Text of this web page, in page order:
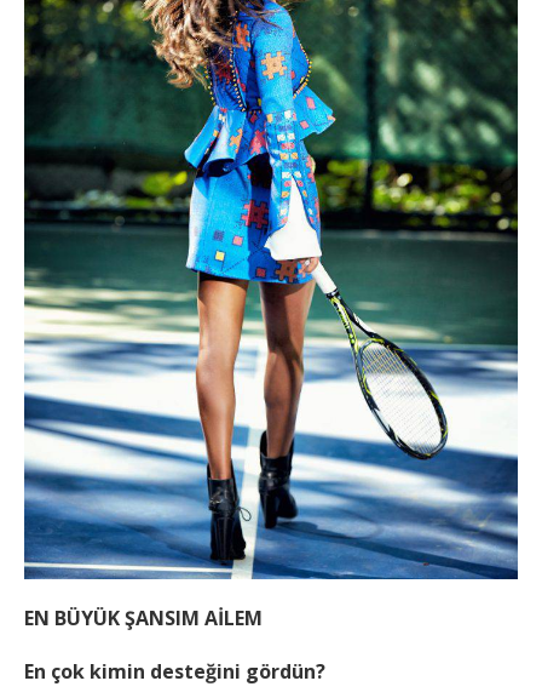
EN BÜYÜK ŞANSIM AİLEM
En çok kimin desteğini gördün?